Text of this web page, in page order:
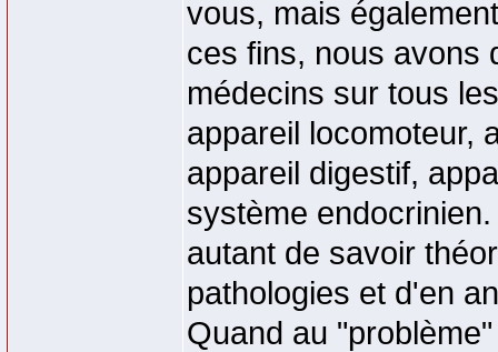
vous, mais
ces fins, nous avons
médecins sur tous
appareil locomoteur,
appareil digestif,
système
autant de savoir
pathologies et d'en
Quand au